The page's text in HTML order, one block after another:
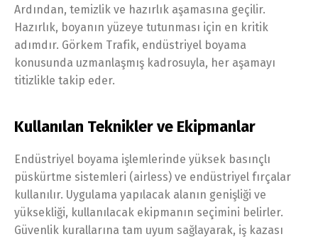
Ardından, temizlik ve hazırlık aşamasına geçilir.
Hazırlık, boyanın yüzeye tutunması için en kritik
adımdır. Görkem Trafik, endüstriyel boyama
konusunda uzmanlaşmış kadrosuyla, her aşamayı
titizlikle takip eder.
Kullanılan Teknikler ve Ekipmanlar
Endüstriyel boyama işlemlerinde yüksek basınçlı
püskürtme sistemleri (airless) ve endüstriyel fırçalar
kullanılır. Uygulama yapılacak alanın genişliği ve
yüksekliği, kullanılacak ekipmanın seçimini belirler.
Güvenlik kurallarına tam uyum sağlayarak, iş kazası